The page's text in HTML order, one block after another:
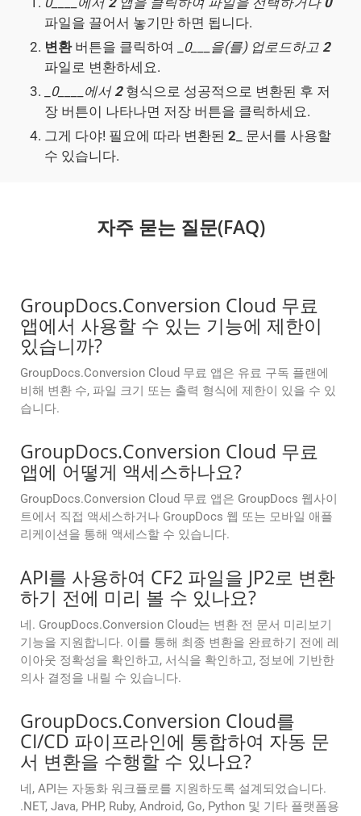
파일을 끌어서 놓기만 하면 됩니다.
변환버튼을 클릭하여 _ 0___을(를) 업로드하고 2
파일로 변환하세요.
0____에서 2형식으로 성공적으로 변환된 후 저
장 버튼이 나타나면 저장 버튼을 클릭하세요.
그게 다야! 필요에 따라 변환된 2 _ 문서를 사용할
수 있습니다.
자주 묻는 질문(FAQ)
GroupDocs.Conversion Cloud 무료
앱에서 사용할 수 있는 기능에 제한이
있습니까?
GroupDocs.Conversion Cloud 무료 앱은 유료 구독 플랜에
비해 변환 수, 파일 크기 또는 출력 형식에 제한이 있을 수 있
습니다.
GroupDocs.Conversion Cloud 무료
앱에 어떻게 액세스하나요?
GroupDocs.Conversion Cloud 무료 앱은 GroupDocs 웹사이
트에서 직접 액세스하거나 GroupDocs 웹 또는 모바일 애플
리케이션을 통해 액세스할 수 있습니다.
API를 사용하여 CF2 파일을 JP2로 변환
하기 전에 미리 볼 수 있나요?
네. GroupDocs.Conversion Cloud는 변환 전 문서 미리보기
기능을 지원합니다. 이를 통해 최종 변환을 완료하기 전에 레
이아웃 정확성을 확인하고, 서식을 확인하고, 정보에 기반한
의사 결정을 내릴 수 있습니다.
GroupDocs.Conversion Cloud를
CI/CD 파이프라인에 통합하여 자동 문
서 변환을 수행할 수 있나요?
네, API는 자동화 워크플로를 지원하도록 설계되었습니다.
.NET, Java, PHP, Ruby, Android, Go, Python 및 기타 플랫폼용